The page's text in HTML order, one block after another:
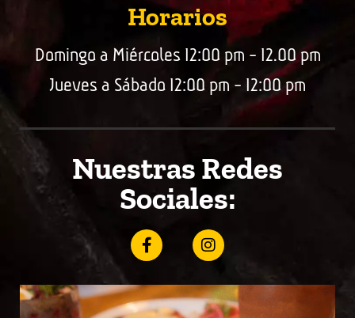
Horarios
Domingo a Miércoles 12:00 pm - 12.00 pm
Jueves a Sábado 12:00 pm - 12:00 pm
Nuestras Redes
Sociales: